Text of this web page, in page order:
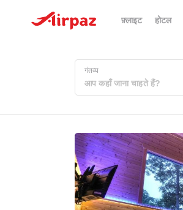
फ़्लाइट होटल
गंतव्य